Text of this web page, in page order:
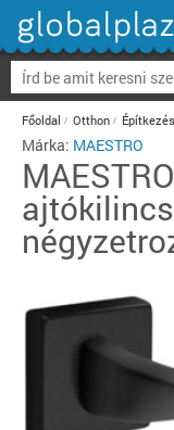
Főoldal Otthon Építkezés
Márka: MAESTRO
MAESTRO